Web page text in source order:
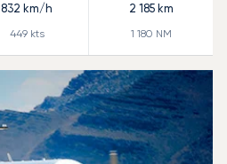
832 km/h
449kts
2 185km
1 180 NM